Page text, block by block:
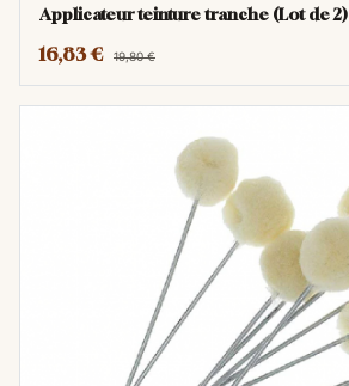
Applicateur teinture tranche (Lot de 2)
16,83 € 19,80 €